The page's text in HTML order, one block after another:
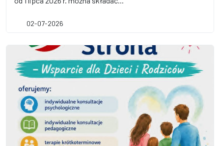
02-07-2026